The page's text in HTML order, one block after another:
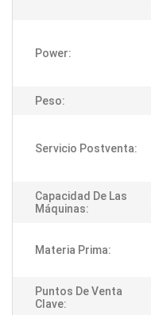
Power:
Peso:
Servicio Postventa:
Capacidad De Las
Máquinas:
Materia Prima:
Puntos De Venta
Clave: